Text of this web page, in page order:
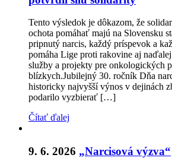
Tento výsledok je dôkazom, že
ochota pomáhať majú na Slovensku
pripnutý narcis, každý príspevok a
pomáha Lige proti rakovine aj
služby a projekty pre onkologických
blízkych.Jubilejný 30. ročník Dňa
historicky najvyšší výnos v dejinách
podarilo vyzbierať […]
Čítať ďalej
9. 6. 2026 „Narcisová výzva“